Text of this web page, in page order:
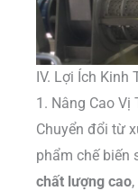
IV. Lợi Ích
1. Nâng Cao Vị
Chuyển đổi từ
phẩm chế biến
chất lượng cao